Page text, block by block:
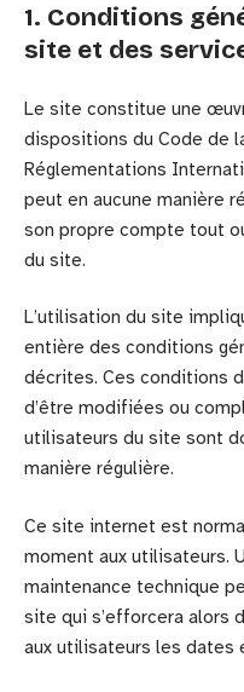
1. Conditions
site et des
Le site constitue une
dispositions du Code de
Réglementations
peut en aucune manière
son propre compte tout
du site.
L’utilisation du site
entière des conditions
décrites. Ces conditions
d’être modifiées ou
utilisateurs du site sont
manière régulière.
Ce site internet est
moment aux utilisateurs.
maintenance technique
site qui s’efforcera alors
aux utilisateurs les dates